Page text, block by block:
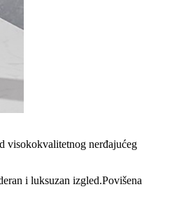
visokokvalitetnog nerđajućeg
i luksuzan izgled.Povišena